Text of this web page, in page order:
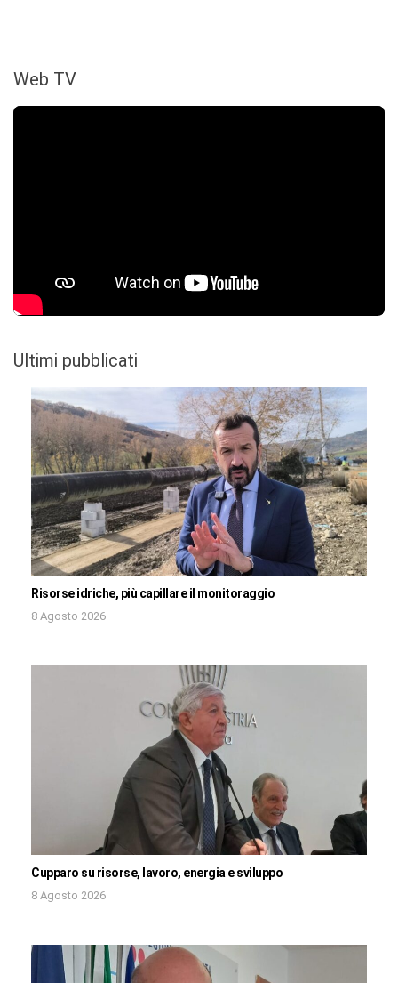
Web TV
Ultimi pubblicati
Risorse idriche, più capillare il monitoraggio
8 Agosto 2026
Cupparo su risorse, lavoro, energia e sviluppo
8 Agosto 2026